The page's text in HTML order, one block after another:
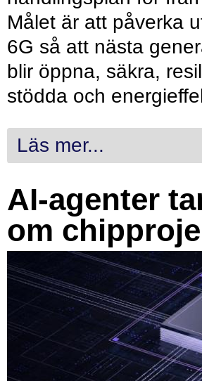
Målet är att påverka
6G så att nästa
blir öppna, säkra,
stödda och
Läs mer...
AI-agenter
om